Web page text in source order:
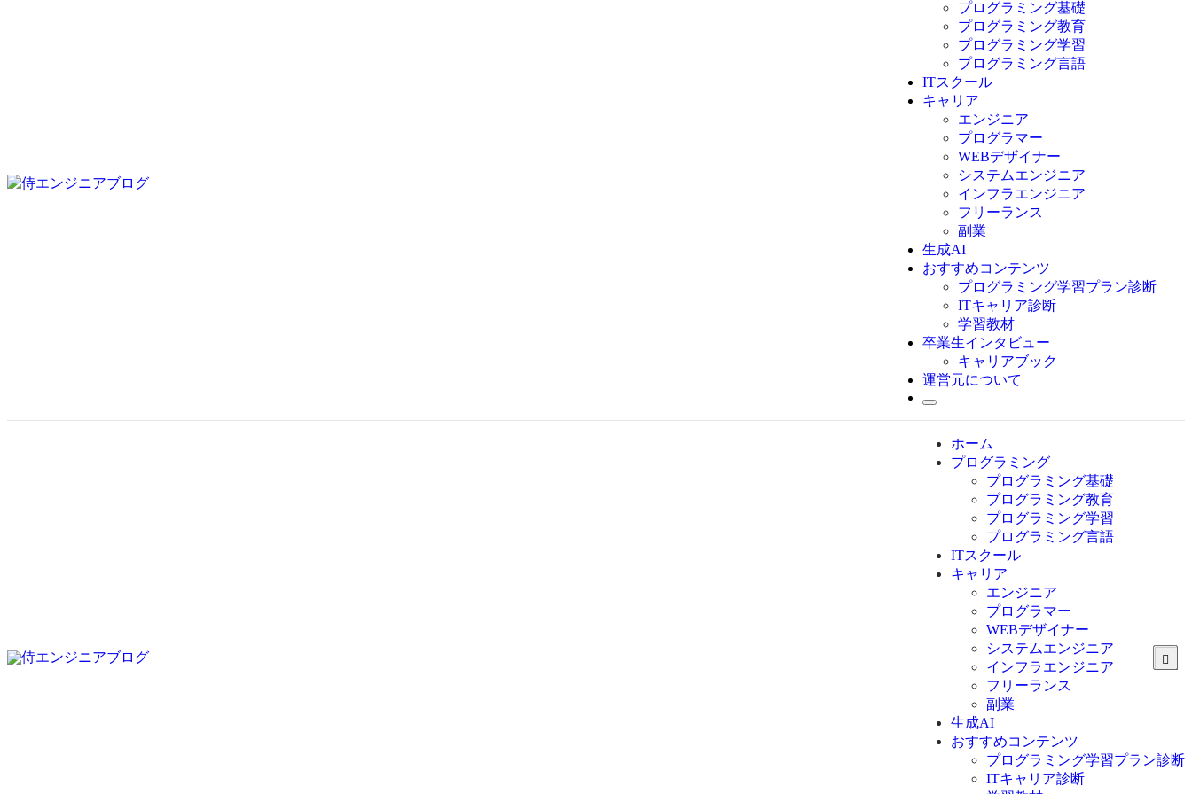
プログラミング基礎
プログラミング教育
プログラミング学習
プログラミング言語
C言語
C#
VBA
Go言語
Kotlin
Java
JavaScript
Swift
Ruby
その他言語
ITスクール
キャリア
エンジニア
プログラマー
WEBデザイナー
システムエンジニア
インフラエンジニア
フリーランス
副業
生成AI
おすすめコンテンツ
プログラミング学習プラン診断
ITキャリア診断
学習教材
卒業生インタビュー
キャリアブック
運営元について
ホーム
プログラミング
プログラミング基礎
プログラミング教育
プログラミング学習
プログラミング言語
C言語
C#
VBA
Go言語
Kotlin
Java
JavaScript
Swift
Ruby
その他言語
ITスクール
キャリア
エンジニア
プログラマー
WEBデザイナー
システムエンジニア
インフラエンジニア
フリーランス
副業
生成AI
おすすめコンテンツ
プログラミング学習プラン診断
ITキャリア診断